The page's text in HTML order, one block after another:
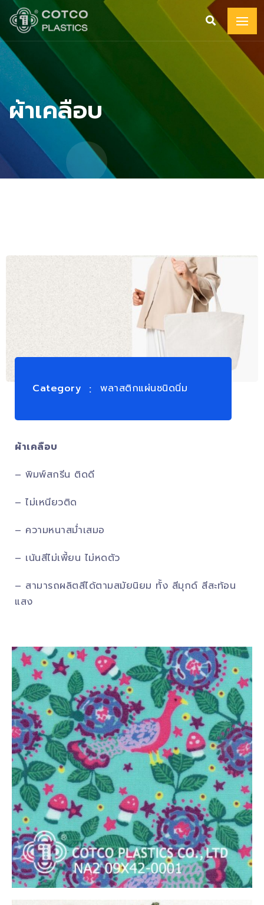
ผ้าเคลือบ
ผ้าเคลือบ
– พิมพ์สกรีน ติดดี
– ไม่เหนียวติด
– ความหนาสม่ำเสมอ
– เน้นสีไม่เพี้ยน ไม่หดตัว
– สามารถผลิตสีได้ตามสมัยนิยม ทั้ง สีมุกด์ สีสะท้อน
แสง
Category พลาสติกแผ่นชนิดนิ่ม